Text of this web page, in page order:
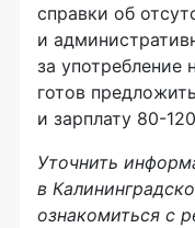
справки об
и
за употребление
готов
и зарплату 80-
Уточнить
в
ознакомиться с